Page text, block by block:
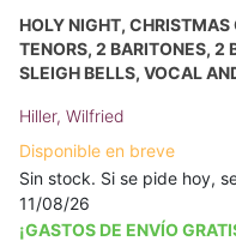
HOLY NIGHT, CHRISTMAS
TENORS, 2 BARITONES, 2
SLEIGH BELLS, VOCAL
Hiller, Wilfried
Disponible en breve
Sin stock. Si se pide hoy,
11/08/26
¡GASTOS DE ENVÍO